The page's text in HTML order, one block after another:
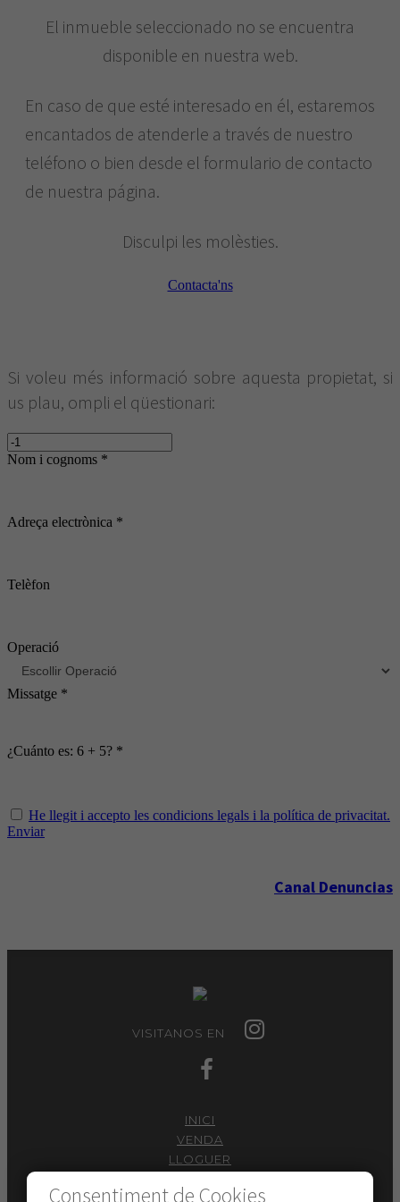
El inmueble seleccionado no se encuentra
disponible en nuestra web.
En caso de que esté interesado en él, estaremos
encantados de atenderle a través de nuestro
teléfono o bien desde el formulario de contacto
de nuestra página.
Disculpi les molèsties.
Contacta'ns
Si voleu més informació sobre aquesta propietat, si
us plau, ompli el qüestionari:
Nom i cognoms *
Adreça electrònica *
Telèfon
Operació
Missatge *
¿Cuánto es: 6 + 5? *
He llegit i accepto les condicions legals i la política de privacitat.
Enviar
Canal Denuncias
VISITANOS EN
INICI
VENDA
LLOGUER
VULL VENDRE
Consentiment de Cookies